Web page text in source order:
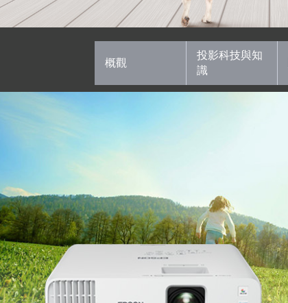
概觀
投影科技與知
識